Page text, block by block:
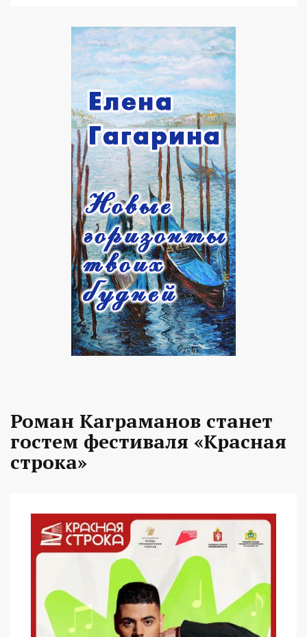
Роман Каграманов станет
гостем фестиваля «Красная
строка»